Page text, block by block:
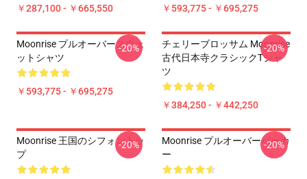
￥287,100 - ￥665,550 ￥593,775 - ￥695,275
Moonrise プルオーバースウェ
ットシャツ
￥593,775 - ￥695,275
-20%
チェリーブロッサム Moonrise
古代日本寺クラシックTシャ
ツ
￥384,250 - ￥442,250
-20%
Moonrise 王国のシフォントッ
プ
-20%
Moonrise プルオーバーパーカ
ー
-20%